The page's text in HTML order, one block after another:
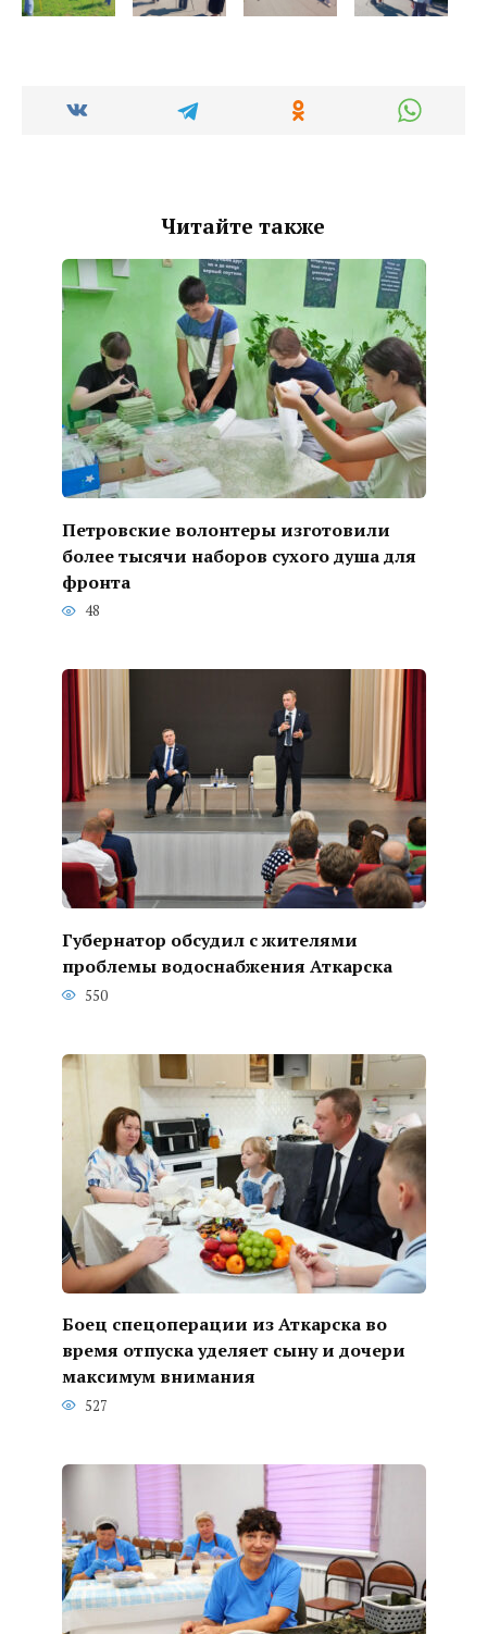
Читайте также
Петровские волонтеры изготовили
более тысячи наборов сухого душа для
фронта
48
Губернатор обсудил с жителями
проблемы водоснабжения Аткарска
550
Боец спецоперации из Аткарска во
время отпуска уделяет сыну и дочери
максимум внимания
527